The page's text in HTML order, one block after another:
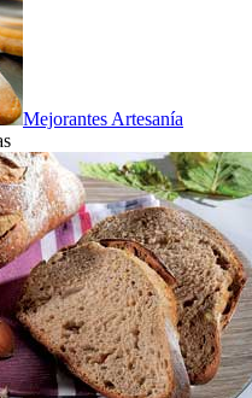
Mejorantes Artesanía